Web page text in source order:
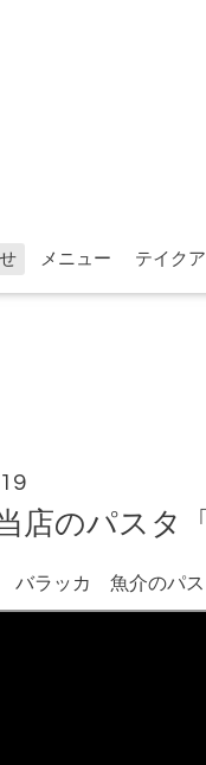
メニュー テイク
店のパスタ
バラッカ 魚介のパス